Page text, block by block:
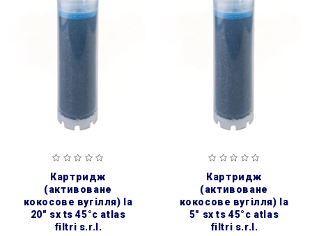
картридж
(активоване
кокосове вугілля) la
20″ sx ts 45°c atlas
filtri s.r.l.
картридж
(активоване
кокосове вугілля) la
5″ sx ts 45°c atlas
filtri s.r.l.